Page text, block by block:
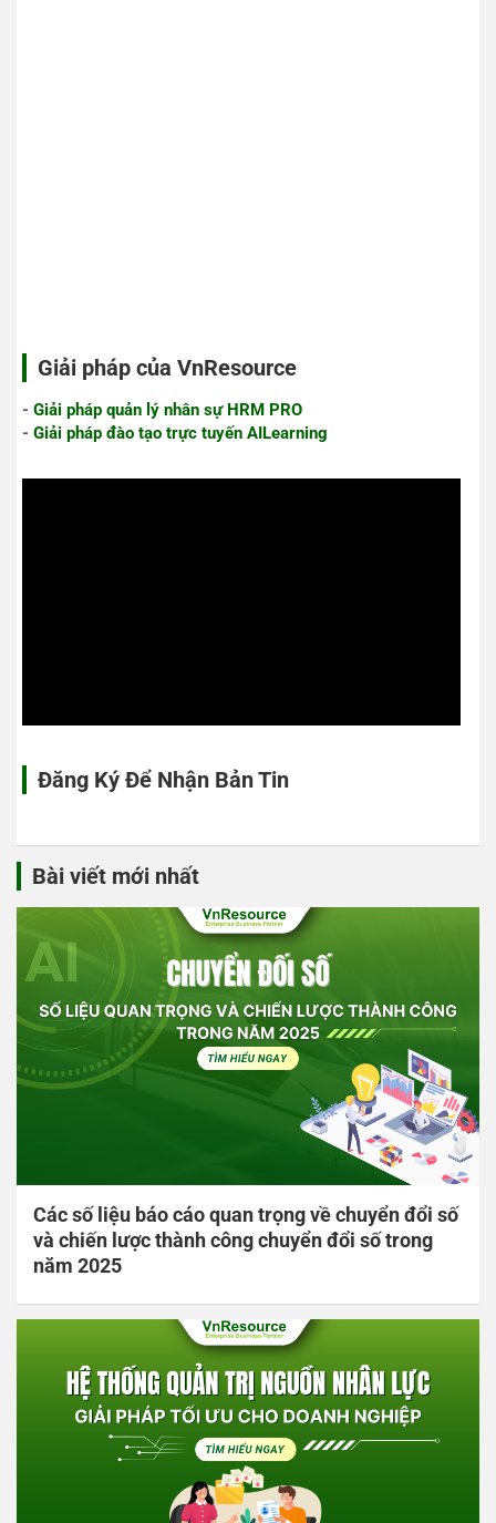
Giải pháp của VnResource
- Giải pháp quản lý nhân sự HRM PRO
- Giải pháp đào tạo trực tuyến AILearning
Đăng Ký Để Nhận Bản Tin
Bài viết mới nhất
Các số liệu báo cáo quan trọng về chuyển đổi số
và chiến lược thành công chuyển đổi số trong
năm 2025